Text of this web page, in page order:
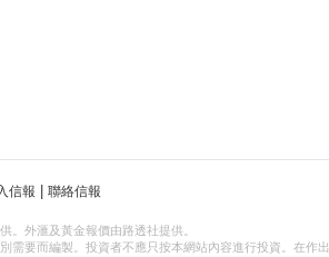
信報 聯絡信報
。外滙及黃金報價由路透社提供。
需要而編製。投資者不應只按本網站內容進行投資。在作出